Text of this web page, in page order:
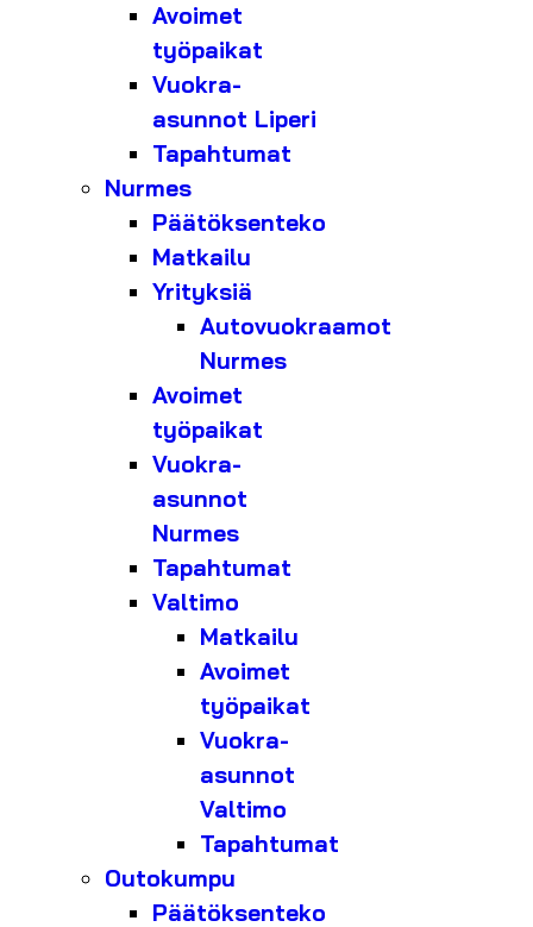
Avoimet
työpaikat
Vuokra-
asunnot Liperi
Tapahtumat
Nurmes
Päätöksenteko
Matkailu
Yrityksiä
Autovuokraamot
Nurmes
Avoimet
työpaikat
Vuokra-
asunnot
Nurmes
Tapahtumat
Valtimo
Matkailu
Avoimet
työpaikat
Vuokra-
asunnot
Valtimo
Tapahtumat
Outokumpu
Päätöksenteko